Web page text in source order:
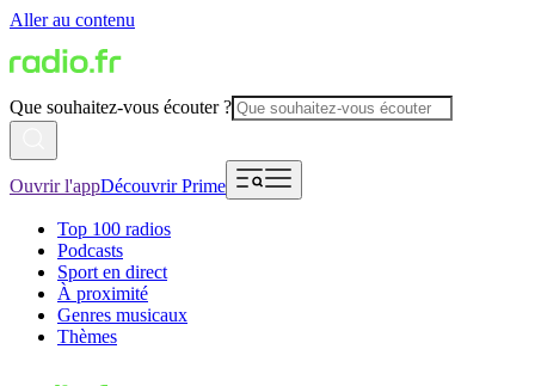
Aller au contenu
Que souhaitez-vous écouter ?
Ouvrir l'appDécouvrir Prime
Top 100 radios
Podcasts
Sport en direct
À proximité
Genres musicaux
Thèmes